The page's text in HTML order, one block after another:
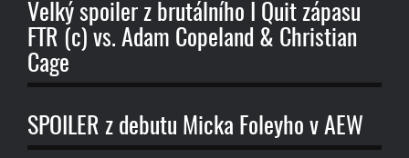
Velký spoiler z brutálního I Quit zápasu
FTR (c) vs. Adam Copeland & Christian
Cage
SPOILER z debutu Micka Foleyho v AEW